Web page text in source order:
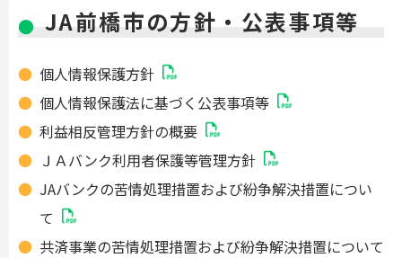
JA前橋市の方針・公表事項等
個人情報保護方針
個人情報保護法に基づく公表事項等
利益相反管理方針の概要
ＪＡバンク利用者保護等管理方針
JAバンクの苦情処理措置および紛争解決措置につい
て
共済事業の苦情処理措置および紛争解決措置について